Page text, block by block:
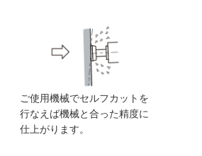
ご使用機械でセルフカットを
行なえば機械と合った精度に
仕上がります。